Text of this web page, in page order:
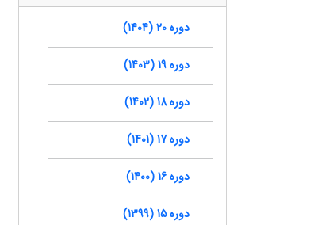
دوره 20 (1404)
دوره 19 (1403)
دوره 18 (1402)
دوره 17 (1401)
دوره 16 (1400)
دوره 15 (1399)